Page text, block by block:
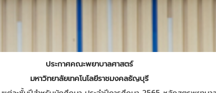
ประกาศคณะพยาบาลศาสตร์
มหาวิทยาลัยเทคโนโลยีราชมงคลธัญบุรี